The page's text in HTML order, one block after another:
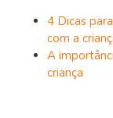
4 Dicas
com a
A
criança